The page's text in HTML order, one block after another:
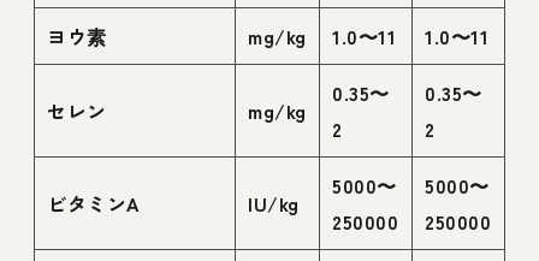
ヨウ素 mg/kg 1.0〜11 1.0〜11
セレン mg/kg
0.35〜
2
0.35〜
2
ビタミンA IU/kg
5000〜
250000
5000〜
250000